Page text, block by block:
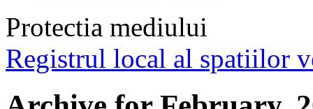
Protectia mediului
Registrul local al spatiilor